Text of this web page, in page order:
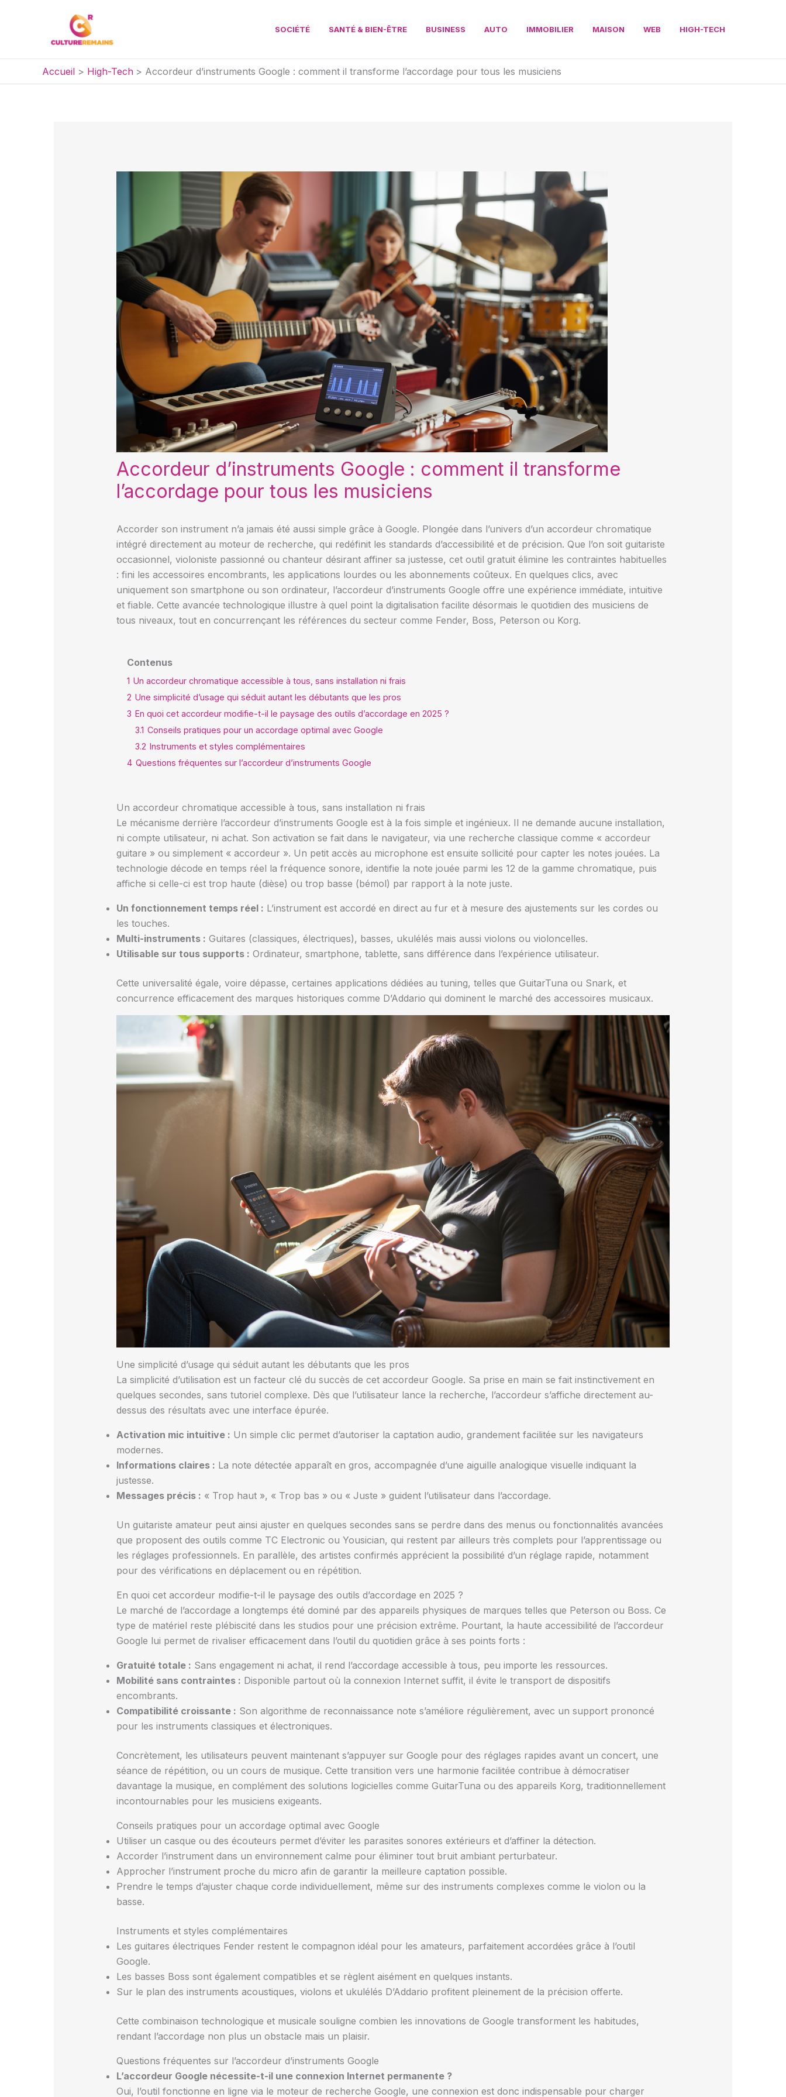
SOCIÉTÉ SANTÉ & BIEN-ÊTRE BUSINESS AUTO IMMOBILIER MAISON WEB HIGH-TECH
Accueil High-Tech Accordeur d’instruments Google : comment il transforme l’accordage pour tous les musiciens
Accordeur d’instruments Google : comment il transforme
l’accordage pour tous les musiciens
Accorder son instrument n’a jamais été aussi simple grâce à Google. Plongée dans l’univers d’un accordeur chromatique
intégré directement au moteur de recherche, qui redéfinit les standards d’accessibilité et de précision. Que l’on soit guitariste
occasionnel, violoniste passionné ou chanteur désirant affiner sa justesse, cet outil gratuit élimine les contraintes habituelles
: fini les accessoires encombrants, les applications lourdes ou les abonnements coûteux. En quelques clics, avec
uniquement son smartphone ou son ordinateur, l’accordeur d’instruments Google offre une expérience immédiate, intuitive
et fiable. Cette avancée technologique illustre à quel point la digitalisation facilite désormais le quotidien des musiciens de
tous niveaux, tout en concurrençant les références du secteur comme Fender, Boss, Peterson ou Korg.
Contenus
1 Un accordeur chromatique accessible à tous, sans installation ni frais
2 Une simplicité d’usage qui séduit autant les débutants que les pros
3 En quoi cet accordeur modifie-t-il le paysage des outils d’accordage en 2025 ?
3.1 Conseils pratiques pour un accordage optimal avec Google
3.2 Instruments et styles complémentaires
4 Questions fréquentes sur l’accordeur d’instruments Google
Un accordeur chromatique accessible à tous, sans installation ni frais
Le mécanisme derrière l’accordeur d’instruments Google est à la fois simple et ingénieux. Il ne demande aucune installation,
ni compte utilisateur, ni achat. Son activation se fait dans le navigateur, via une recherche classique comme « accordeur
guitare » ou simplement « accordeur ». Un petit accès au microphone est ensuite sollicité pour capter les notes jouées. La
technologie décode en temps réel la fréquence sonore, identifie la note jouée parmi les 12 de la gamme chromatique, puis
affiche si celle-ci est trop haute (dièse) ou trop basse (bémol) par rapport à la note juste.
Un fonctionnement temps réel : L’instrument est accordé en direct au fur et à mesure des ajustements sur les cordes ou
les touches.
Multi-instruments : Guitares (classiques, électriques), basses, ukulélés mais aussi violons ou violoncelles.
Utilisable sur tous supports : Ordinateur, smartphone, tablette, sans différence dans l’expérience utilisateur.
Cette universalité égale, voire dépasse, certaines applications dédiées au tuning, telles que GuitarTuna ou Snark, et
concurrence efficacement des marques historiques comme D’Addario qui dominent le marché des accessoires musicaux.
Une simplicité d’usage qui séduit autant les débutants que les pros
La simplicité d’utilisation est un facteur clé du succès de cet accordeur Google. Sa prise en main se fait instinctivement en
quelques secondes, sans tutoriel complexe. Dès que l’utilisateur lance la recherche, l’accordeur s’affiche directement au-
dessus des résultats avec une interface épurée.
Activation mic intuitive : Un simple clic permet d’autoriser la captation audio, grandement facilitée sur les navigateurs
modernes.
Informations claires : La note détectée apparaît en gros, accompagnée d’une aiguille analogique visuelle indiquant la
justesse.
Messages précis : « Trop haut », « Trop bas » ou « Juste » guident l’utilisateur dans l’accordage.
Un guitariste amateur peut ainsi ajuster en quelques secondes sans se perdre dans des menus ou fonctionnalités avancées
que proposent des outils comme TC Electronic ou Yousician, qui restent par ailleurs très complets pour l’apprentissage ou
les réglages professionnels. En parallèle, des artistes confirmés apprécient la possibilité d’un réglage rapide, notamment
pour des vérifications en déplacement ou en répétition.
En quoi cet accordeur modifie-t-il le paysage des outils d’accordage en 2025 ?
Le marché de l’accordage a longtemps été dominé par des appareils physiques de marques telles que Peterson ou Boss. Ce
type de matériel reste plébiscité dans les studios pour une précision extrême. Pourtant, la haute accessibilité de l’accordeur
Google lui permet de rivaliser efficacement dans l’outil du quotidien grâce à ses points forts :
Gratuité totale : Sans engagement ni achat, il rend l’accordage accessible à tous, peu importe les ressources.
Mobilité sans contraintes : Disponible partout où la connexion Internet suffit, il évite le transport de dispositifs
encombrants.
Compatibilité croissante : Son algorithme de reconnaissance note s’améliore régulièrement, avec un support prononcé
pour les instruments classiques et électroniques.
Concrètement, les utilisateurs peuvent maintenant s’appuyer sur Google pour des réglages rapides avant un concert, une
séance de répétition, ou un cours de musique. Cette transition vers une harmonie facilitée contribue à démocratiser
davantage la musique, en complément des solutions logicielles comme GuitarTuna ou des appareils Korg, traditionnellement
incontournables pour les musiciens exigeants.
Conseils pratiques pour un accordage optimal avec Google
Utiliser un casque ou des écouteurs permet d’éviter les parasites sonores extérieurs et d’affiner la détection.
Accorder l’instrument dans un environnement calme pour éliminer tout bruit ambiant perturbateur.
Approcher l’instrument proche du micro afin de garantir la meilleure captation possible.
Prendre le temps d’ajuster chaque corde individuellement, même sur des instruments complexes comme le violon ou la
basse.
Instruments et styles complémentaires
Les guitares électriques Fender restent le compagnon idéal pour les amateurs, parfaitement accordées grâce à l’outil
Google.
Les basses Boss sont également compatibles et se règlent aisément en quelques instants.
Sur le plan des instruments acoustiques, violons et ukulélés D’Addario profitent pleinement de la précision offerte.
Cette combinaison technologique et musicale souligne combien les innovations de Google transforment les habitudes,
rendant l’accordage non plus un obstacle mais un plaisir.
Questions fréquentes sur l’accordeur d’instruments Google
L’accordeur Google nécessite-t-il une connexion Internet permanente ?
Oui, l’outil fonctionne en ligne via le moteur de recherche Google, une connexion est donc indispensable pour charger